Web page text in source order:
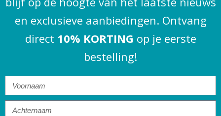
en exclusieve aanbiedingen. Ontvang
direct 10% KORTING op je eerste
bestelling!